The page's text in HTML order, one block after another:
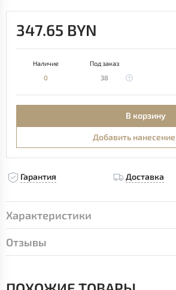
347.65 BYN
Наличие Под заказ
0
38
В корзину
Добавить нанесение
Гарантия Доставка
Характеристики
Отзывы